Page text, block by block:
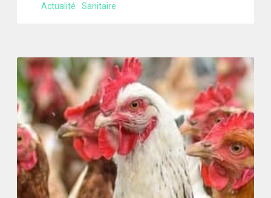
Actualité
Sanitaire